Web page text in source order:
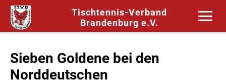
Tischtennis-Verband
Brandenburg e.V.
Sieben Goldene bei den
Norddeutschen